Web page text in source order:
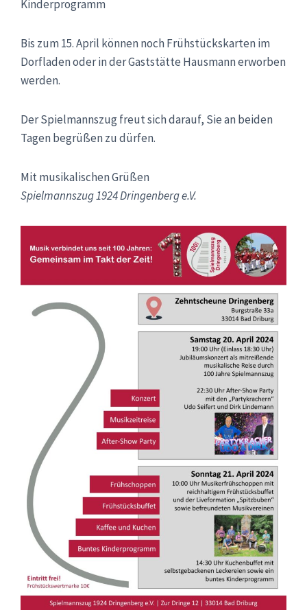
Kinderprogramm
Bis zum 15. April können noch Frühstückskarten im
Dorfladen oder in der Gaststätte Hausmann erworben
werden.
Der Spielmannszug freut sich darauf, Sie an beiden
Tagen begrüßen zu dürfen.
Mit musikalischen Grüßen
Spielmannszug 1924 Dringenberg e.V.